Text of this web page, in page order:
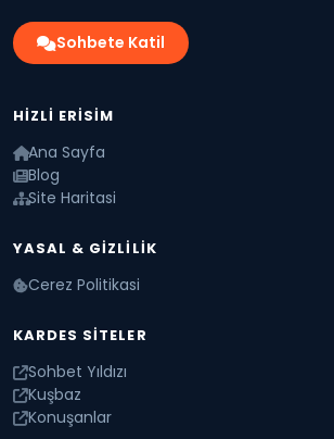
Sohbete Katil
HIZLI ERISIM
Ana Sayfa
Blog
Site Haritasi
YASAL & GIZLILIK
Cerez Politikasi
KARDES SITELER
Sohbet Yıldızı
Kuşbaz
Konuşanlar